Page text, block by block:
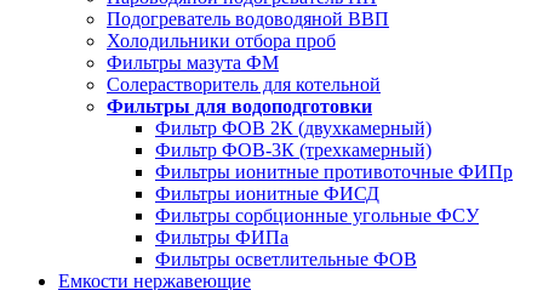
Подогреватель водоводяной ВВП
Холодильники отбора проб
Фильтры мазута ФМ
Солерастворитель для котельной
Фильтры для водоподготовки
Фильтр ФОВ 2К (двухкамерный)
Фильтр ФОВ-3К (трехкамерный)
Фильтры ионитные противоточные ФИПр
Фильтры ионитные ФИСД
Фильтры сорбционные угольные ФСУ
Фильтры ФИПа
Фильтры осветлительные ФОВ
Емкости нержавеющие